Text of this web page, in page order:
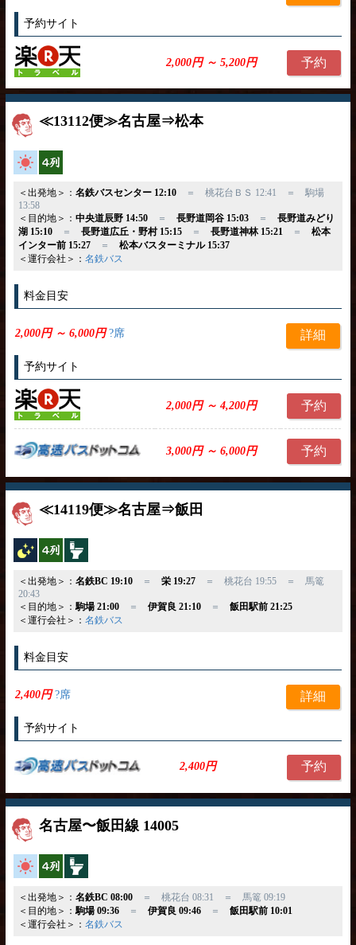
予約サイト
2,000円 ～ 5,200円 予約
≪13112便≫名古屋⇒松本
高速バス
＜出発地＞： 名鉄バスセンター 12:10＝ 桃花台ＢＳ 12:41 ＝ 駒場
13:58
＜目的地＞： 中央道辰野 14:50＝ 長野道岡谷 15:03＝ 長野道みどり
湖 15:10＝ 長野道広丘・野村 15:15＝ 長野道神林 15:21＝ 松本
インター前 15:27＝ 松本バスターミナル 15:37
＜運行会社＞： 名鉄バス
料金目安
2,000円 ～ 6,000円?席 詳細
予約サイト
2,000円 ～ 4,200円 予約
3,000円 ～ 6,000円 予約
≪14119便≫名古屋⇒飯田
夜行バス
横4列
＜出発地＞： 名鉄BC 19:10＝ 栄 19:27＝ 桃花台 19:55 ＝ 馬篭
20:43
＜目的地＞：駒場 21:00＝ 伊賀良 21:10＝ 飯田駅前 21:25
＜運行会社＞： 名鉄バス
料金目安
2,400円?席 詳細
予約サイト
2,400円 予約
名古屋〜飯田線 14005
高速バス
横4列
＜出発地＞： 名鉄BC 08:00＝ 桃花台 08:31 ＝ 馬篭 09:19
＜目的地＞：駒場 09:36＝ 伊賀良 09:46＝ 飯田駅前 10:01
＜運行会社＞： 名鉄バス